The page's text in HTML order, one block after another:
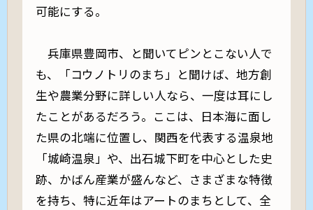
可能にする。
兵庫県豊岡市、と聞いてピンとこない人で
も、「コウノトリのまち」と聞けば、地方創
生や農業分野に詳しい人なら、一度は耳にし
たことがあるだろう。ここは、日本海に面し
た県の北端に位置し、関西を代表する温泉地
「城崎温泉」や、出石城下町を中心とした史
跡、かばん産業が盛んなど、さまざまな特徴
を持ち、特に近年はアートのまちとして、全